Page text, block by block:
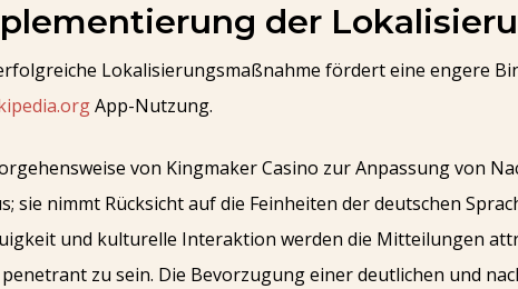
der
Lokalisierungsmaßnahme fördert eine engere
App-Nutzung.
von Kingmaker Casino zur Anpassung von
sie nimmt Rücksicht auf die Feinheiten der deutschen
und kulturelle Interaktion werden die Mitteilungen
zu sein. Die Bevorzugung einer deutlichen und